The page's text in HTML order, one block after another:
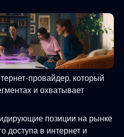
провайдер, который
и охватывает
позиции на рынке
доступа в интернет и